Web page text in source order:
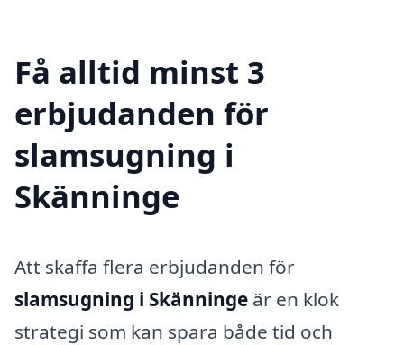
Få alltid minst 3
erbjudanden för
slamsugning i
Skänninge
Att skaffa flera erbjudanden för
slamsugning i Skänninge är en klok
strategi som kan spara både tid och